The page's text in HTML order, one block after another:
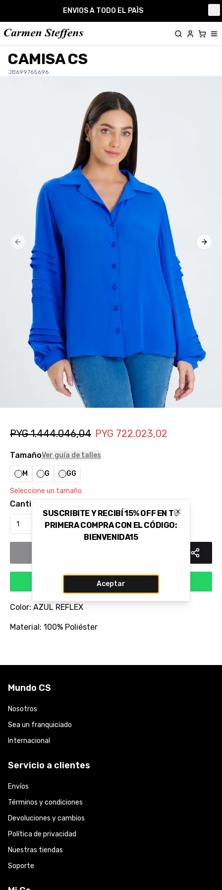
ENVIOS A TODO EL PAÌS
CAMISA CS
JB699765696
Previous slide Next
PYG 1.444.046,04 PYG 722.023,02
TamañoVer guía de talles
M G GG
Seleccione un tamaño
Cantidad
Comprar via WhatsApp
Color: AZUL REFLEX
Material: 100% Poliéster
Mundo CS
Nosotros
Sea un franquiciado
Internacional
Servicio a clientes
Envíos
Términos y condiciones
Devoluciones y cambios
Política de privacidad
Nuestras tiendas
Soporte
SUSCRIBITE Y RECIBÍ 15% OFF EN TU
PRIMERA COMPRA CON EL CÓDIGO:
BIENVENIDA15
Aceptar